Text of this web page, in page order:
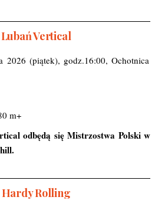
Lubań Vertical
2026 (piątek), godz.16:00, Ochotnica
m+
odbędą się Mistrzostwa Polski w
Hardy Rolling